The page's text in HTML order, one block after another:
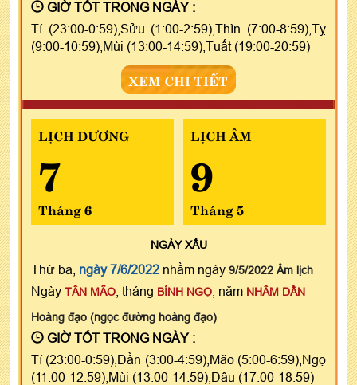
GIỜ TỐT TRONG NGÀY :
Tí (23:00-0:59),Sửu (1:00-2:59),Thìn (7:00-8:59),Tỵ
(9:00-10:59),Mùi (13:00-14:59),Tuất (19:00-20:59)
XEM CHI TIẾT
LỊCH DƯƠNG
7
Tháng 6
LỊCH ÂM
9
Tháng 5
NGÀYXẤU
Thứ ba, ngày 7/6/2022 nhằm ngày 9/5/2022 Âm lịch
Ngày TÂN MÃO , tháng BÍNH NGỌ , năm NHÂM DẦN
Hoàng đạo (ngọc đường hoàng đạo)
GIỜ TỐT TRONG NGÀY :
Tí (23:00-0:59),Dần (3:00-4:59),Mão (5:00-6:59),Ngọ
(11:00-12:59),Mùi (13:00-14:59),Dậu (17:00-18:59)